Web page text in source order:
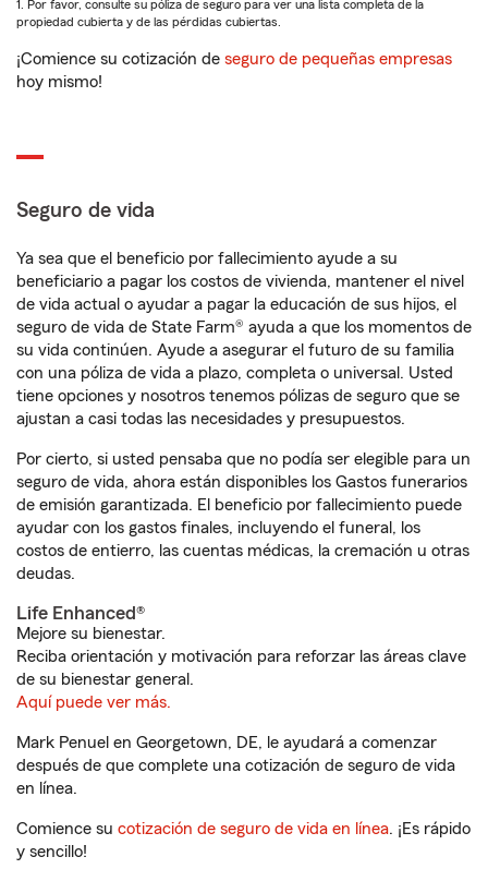
1. Por favor, consulte su póliza de seguro para ver una lista completa de la
propiedad cubierta y de las pérdidas cubiertas.
¡Comience su cotización de seguro de pequeñas empresas
hoy mismo!
Seguro de vida
Ya sea que el beneficio por fallecimiento ayude a su
beneficiario a pagar los costos de vivienda, mantener el nivel
de vida actual o ayudar a pagar la educación de sus hijos, el
seguro de vida de State Farm® ayuda a que los momentos de
su vida continúen. Ayude a asegurar el futuro de su familia
con una póliza de vida a plazo, completa o universal. Usted
tiene opciones y nosotros tenemos pólizas de seguro que se
ajustan a casi todas las necesidades y presupuestos.
Por cierto, si usted pensaba que no podía ser elegible para un
seguro de vida, ahora están disponibles los Gastos funerarios
de emisión garantizada. El beneficio por fallecimiento puede
ayudar con los gastos finales, incluyendo el funeral, los
costos de entierro, las cuentas médicas, la cremación u otras
deudas.
Life Enhanced®
Mejore su bienestar.
Reciba orientación y motivación para reforzar las áreas clave
de su bienestar general.
Aquí puede ver más.
Mark Penuel en Georgetown, DE, le ayudará a comenzar
después de que complete una cotización de seguro de vida
en línea.
Comience su cotización de seguro de vida en línea. ¡Es rápido
y sencillo!